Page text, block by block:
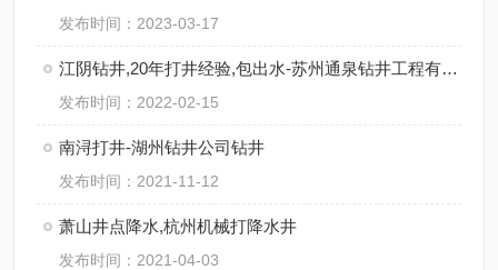
发布时间：2023-03-17
江阴钻井,20年打井经验,包出水-苏州通泉钻井工程有限公司
发布时间：2022-02-15
南浔打井-湖州钻井公司钻井
发布时间：2021-11-12
萧山井点降水,杭州机械打降水井
发布时间：2021-04-03